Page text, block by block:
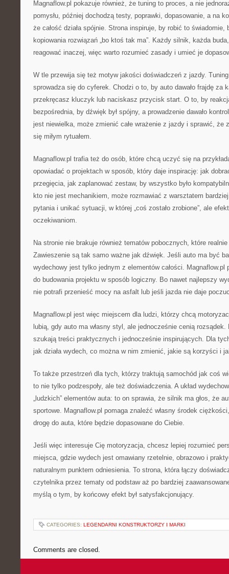
Magnaflow.pl pokazuje również, że tuning to proces, a nie
pomysłu, później dochodzą testy, poprawki, dopasowanie, a na
że całość działa spójnie. Strona inspiruje, by robić to świadomie,
kopiowania rozwiązań „bo ktoś tak ma”. Każdy silnik, każda
reagować inaczej, więc warto rozumieć zasady i umieć je
W tle przewija się też motyw jakości doświadczeń z jazdy.
sprowadza się do cyferek. Chodzi o to, by auto dawało frajdę za
przekręcasz kluczyk lub naciskasz przycisk start. O to, by
bezpośrednia, by dźwięk był spójny, a prowadzenie dawało
jest niewielka, może zmienić całe wrażenie z jazdy i sprawić, że
się miłym rytuałem.
Magnaflow.pl trafia też do osób, które chcą uczyć się na
opowiadać o projektach w sposób, który daje inspirację: jak
przegięcia, jak zaplanować zestaw, by wszystko było
kto nie jest mechanikiem, może rozmawiać z warsztatem
pytania i unikać sytuacji, w której „coś zostało zrobione”, ale
oczekiwaniom.
Na stronie nie brakuje również tematów pobocznych, które realnie
Zawieszenie są tak samo ważne jak dźwięk. Jeśli auto ma być
wydechowy jest tylko jednym z elementów całości.
do budowania projektu w sposób logiczny. Bo nawet najlepszy
nie potrafi przenieść mocy na asfalt lub jeśli jazda nie daje
Magnaflow.pl jest więc miejscem dla ludzi, którzy chcą
lubią, gdy auto ma własny styl, ale jednocześnie cenią
szukają treści praktycznych i jednocześnie inspirujących. Dla
jak działa wydech, co można w nim zmienić, jakie są korzyści i
To także przestrzeń dla tych, którzy traktują samochód jak coś
to nie tylko podzespoły, ale też doświadczenia. A układ
„ludzkich” elementów auta: to on sprawia, że silnik ma głos, że
sportowe. Magnaflow.pl pomaga znaleźć własny środek
drogę do auta, które będzie dopasowane do Ciebie.
Jeśli więc interesuje Cię motoryzacja, chcesz lepiej rozumieć
miejsca, gdzie wydech jest omawiany rzetelnie, obrazowo i
naturalnym punktem odniesienia. To strona, która łączy
czytelnika przez tematy od podstaw aż po bardziej
myślą o tym, by końcowy efekt był satysfakcjonujący.
CATEGORIES: LEGENDARNI KONSTRUKTORZY I MARKI
Comments are closed.